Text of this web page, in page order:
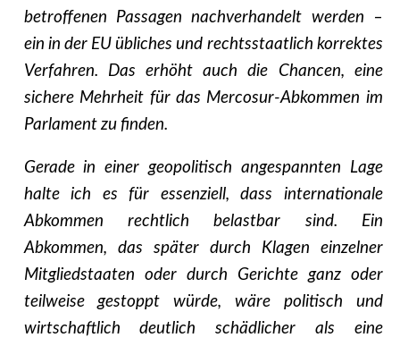
betroffenen Passagen nachverhandelt werden –
ein in der EU übliches und rechtsstaatlich korrektes
Verfahren. Das erhöht auch die Chancen, eine
sichere Mehrheit für das Mercosur-Abkommen im
Parlament zu finden.
Gerade in einer geopolitisch angespannten Lage
halte ich es für essenziell, dass internationale
Abkommen rechtlich belastbar sind. Ein
Abkommen, das später durch Klagen einzelner
Mitgliedstaaten oder durch Gerichte ganz oder
teilweise gestoppt würde, wäre politisch und
wirtschaftlich deutlich schädlicher als eine